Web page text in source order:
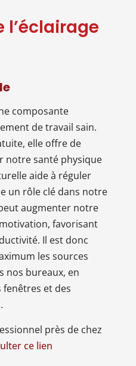
l’éclairage
composante
de travail sain.
elle offre de
notre santé physique
aide à réguler
un rôle clé dans notre
augmenter notre
favorisant
Il est donc
les sources
nos bureaux, en
et des
près de chez
ce lien